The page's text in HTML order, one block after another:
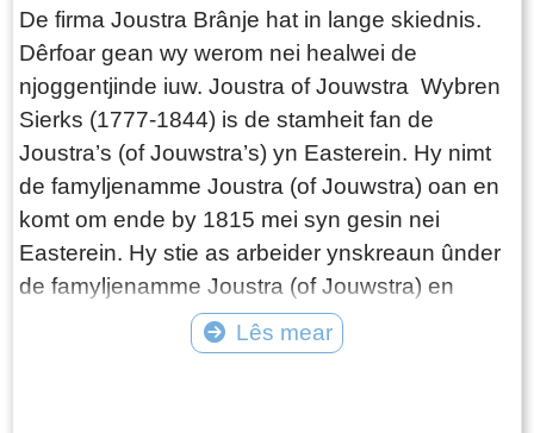
De firma Joustra Brânje hat in lange skiednis.
Dêrfoar gean wy werom nei healwei de
njoggentjinde iuw. Joustra of Jouwstra Wybren
Sierks (1777-1844) is de stamheit fan de
Joustra’s (of Jouwstra’s) yn Easterein. Hy nimt
de famyljenamme Joustra (of Jouwstra) oan en
komt om ende by 1815 mei syn gesin nei
Easterein. Hy stie as arbeider ynskreaun ûnder
de famyljenamme Joustra (of Jouwstra) en
kaam oarspronklik út Wolsum. Wybren Sierks
troude mei Lipkjen Wybrens Jaarsma. Hja
Lês mear